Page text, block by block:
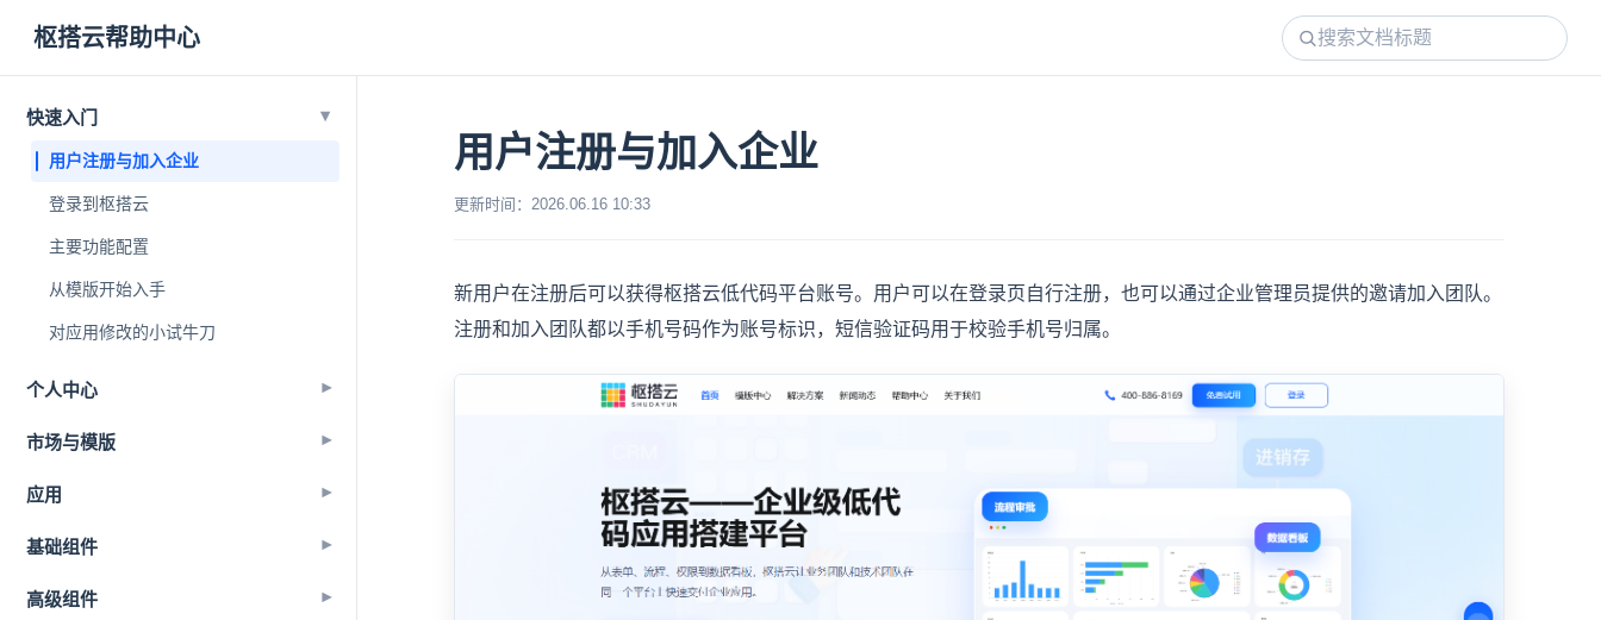
枢搭云帮助中心
快速入门 ▾
用户注册与加入企业
登录到枢搭云
主要功能配置
从模版开始入手
对应用修改的小试牛刀
个人中心 ▾
市场与模版 ▾
应用 ▾
基础组件 ▾
高级组件 ▾
用户注册与加入企业
更新时间：2026.06.16 10:33
新用户在注册后可以获得枢搭云低代码平台账号。用户可以在登录页自行注册，也可以通过企业管理员提供的邀请加入团队。
注册和加入团队都以手机号码作为账号标识，短信验证码用于校验手机号归属。